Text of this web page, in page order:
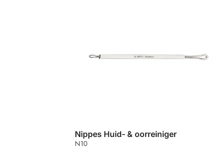
Nippes Huid- & oorreiniger
N10